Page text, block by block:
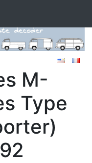
M-
Type